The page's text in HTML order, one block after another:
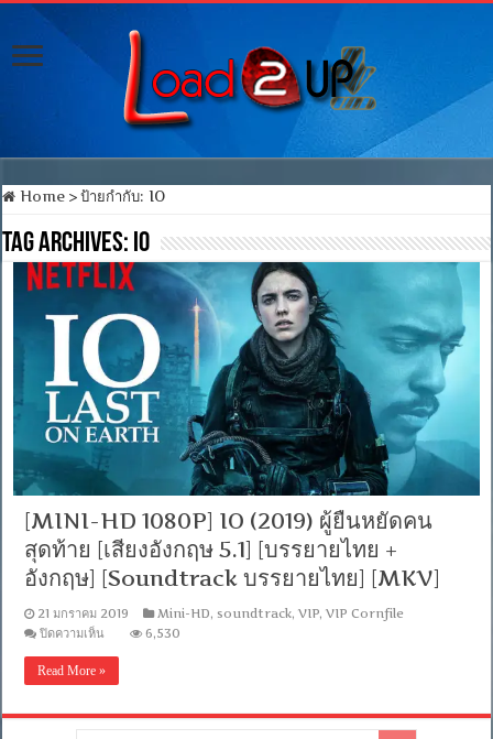
Home > ป้ายกำกับ:IO
Tag Archives: IO
[MINI-HD 1080P] IO (2019) ผู้ยืนหยัดคน
สุดท้าย [เสียงอังกฤษ 5.1] [บรรยายไทย +
อังกฤษ] [Soundtrack บรรยายไทย] [MKV]
21 มกราคม 2019 Mini-HD, soundtrack,VIP,VIP Cornfile
ปิดความเห็น
1080P]
(2019)
6,530
Read More »